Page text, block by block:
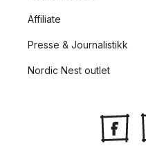
Affiliate
Presse & Journalistikk
Nordic Nest outlet